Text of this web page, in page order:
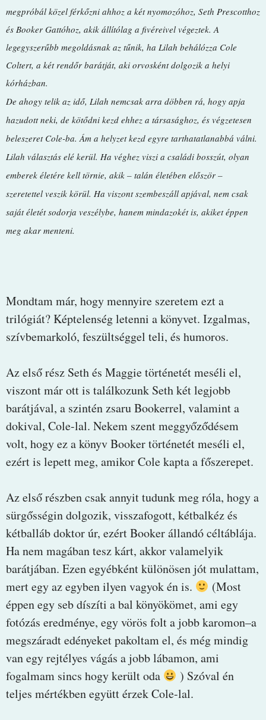
megpróbál közel férkőzni ahhoz a két nyomozóhoz, Seth Prescotthoz
és Booker Gattóhoz, akik állítólag a fivéreivel végeztek. A
legegyszerűbb megoldásnak az tűnik, ha Lilah behálózza Cole
Coltert, a két rendőr barátját, aki orvosként dolgozik a helyi
kórházban.
De ahogy telik az idő, Lilah nemcsak arra döbben rá, hogy apja
hazudott neki, de kötődni kezd ehhez a társasághoz, és végzetesen
beleszeret Cole-ba. Ám a helyzet kezd egyre tarthatatlanabbá válni.
Lilah választás elé kerül. Ha véghez viszi a családi bosszút, olyan
emberek életére kell törnie, akik – talán életében először –
szeretettel veszik körül. Ha viszont szembeszáll apjával, nem csak
saját életét sodorja veszélybe, hanem mindazokét is, akiket éppen
meg akar menteni.
Mondtam már, hogy mennyire szeretem ezt a
trilógiát? Képtelenség letenni a könyvet. Izgalmas,
szívbemarkoló, feszültséggel teli, és humoros.
Az első rész Seth és Maggie történetét meséli el,
viszont már ott is találkozunk Seth két legjobb
barátjával, a szintén zsaru Bookerrel, valamint a
dokival, Cole-lal. Nekem szent meggyőződésem
volt, hogy ez a könyv Booker történetét meséli el,
ezért is lepett meg, amikor Cole kapta a főszerepet.
Az első részben csak annyit tudunk meg róla, hogy a
sürgősségin dolgozik, visszafogott, kétbalkéz és
kétballáb doktor úr, ezért Booker állandó céltáblája.
Ha nem magában tesz kárt, akkor valamelyik
barátjában. Ezen egyébként különösen jót mulattam,
mert egy az egyben ilyen vagyok én is.
(Most
éppen egy seb díszíti a bal könyökömet, ami egy
fotózás eredménye, egy vörös folt a jobb karomon–a
megszáradt edényeket pakoltam el, és még mindig
van egy rejtélyes vágás a jobb lábamon, ami
fogalmam sincs hogy került oda
) Szóval én
teljes mértékben együtt érzek Cole-lal.